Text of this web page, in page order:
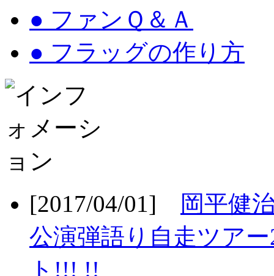
● ファンＱ＆Ａ
● フラッグの作り方
[2017/04/01]
岡平健
公演弾語り自走ツア
ト!!! !!